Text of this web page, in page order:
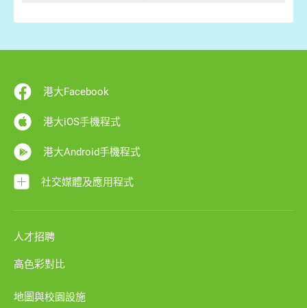
港大Facebook
港大iOS手機程式
港大Android手機程式
社交媒體及應用程式
人才招聘
高色彩對比
地圖與校園設施